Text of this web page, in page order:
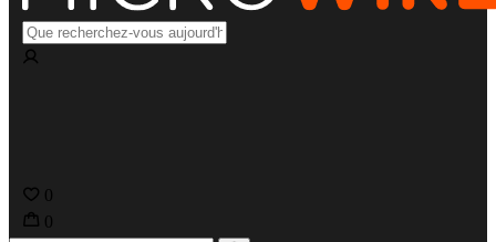
0
0